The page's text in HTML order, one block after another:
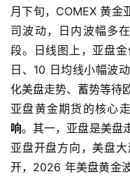
月下旬，COMEX 黄
司波动，日内波幅多
段。日线图上，亚盘
日、10 日均线小幅波
化美盘走势、蓄势等待
亚盘黄金期货的核心
响。其一，亚盘是美盘
亚盘开盘方向，美盘
开，2026 年美盘黄金